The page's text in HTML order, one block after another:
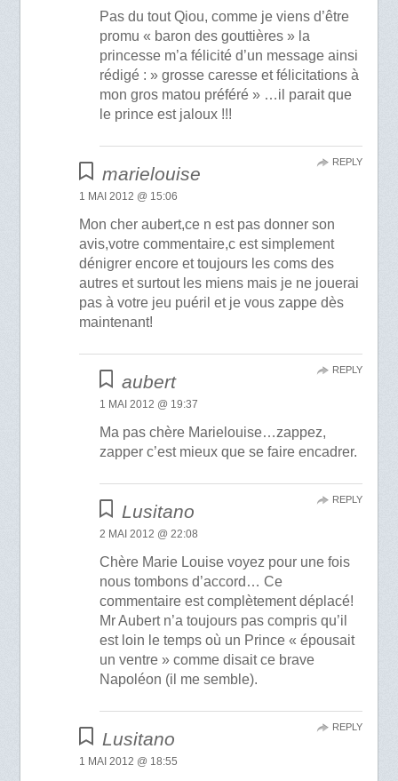
Pas du tout Qiou, comme je viens d’être
promu « baron des gouttières » la
princesse m’a félicité d’un message ainsi
rédigé : » grosse caresse et félicitations à
mon gros matou préféré » …il parait que
le prince est jaloux !!!
marielouise
1 MAI 2012 @ 15:06
Mon cher aubert,ce n est pas donner son
avis,votre commentaire,c est simplement
dénigrer encore et toujours les coms des
autres et surtout les miens mais je ne jouerai
pas à votre jeu puéril et je vous zappe dès
maintenant!
REPLY
aubert
1 MAI 2012 @ 19:37
Ma pas chère Marielouise…zappez,
zapper c’est mieux que se faire encadrer.
REPLY
Lusitano
2 MAI 2012 @ 22:08
Chère Marie Louise voyez pour une fois
nous tombons d’accord… Ce
commentaire est complètement déplacé!
Mr Aubert n’a toujours pas compris qu’il
est loin le temps où un Prince « épousait
un ventre » comme disait ce brave
Napoléon (il me semble).
REPLY
Lusitano
1 MAI 2012 @ 18:55
REPLY